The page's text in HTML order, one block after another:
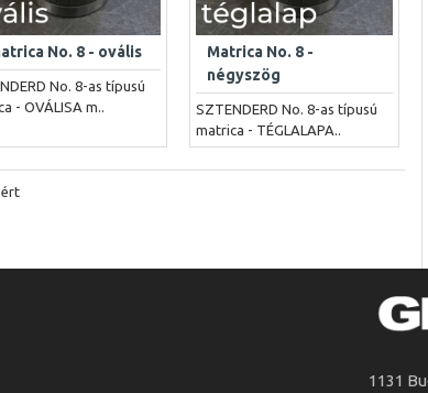
No. 8 - ovális
No. 8-as típusú
- OVÁLISA m..
Matrica No. 8 -
négyszög
SZTENDERD No. 8-as típusú
matrica - TÉGLALAPA..
ért
1131